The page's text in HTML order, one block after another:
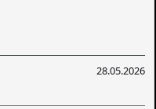
28.05.2026